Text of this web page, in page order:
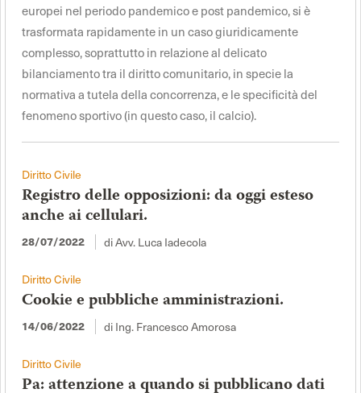
europei nel periodo pandemico e post pandemico, si è
trasformata rapidamente in un caso giuridicamente
complesso, soprattutto in relazione al delicato
bilanciamento tra il diritto comunitario, in specie la
normativa a tutela della concorrenza, e le specificità del
fenomeno sportivo (in questo caso, il calcio).
Diritto Civile
Registro delle opposizioni: da oggi esteso
anche ai cellulari.
28/07/2022 di Avv. Luca Iadecola
Diritto Civile
Cookie e pubbliche amministrazioni.
14/06/2022 di Ing. Francesco Amorosa
Diritto Civile
Pa: attenzione a quando si pubblicano dati